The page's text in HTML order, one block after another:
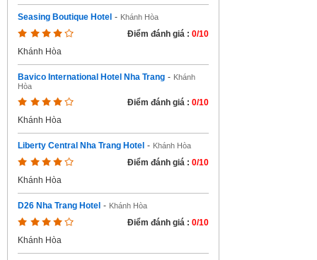
Seasing Boutique Hotel - Khánh Hòa
Điểm đánh giá : 0/10
Khánh Hòa
Bavico International Hotel Nha Trang - Khánh
Hòa
Điểm đánh giá : 0/10
Khánh Hòa
Liberty Central Nha Trang Hotel - Khánh Hòa
Điểm đánh giá : 0/10
Khánh Hòa
D26 Nha Trang Hotel - Khánh Hòa
Điểm đánh giá : 0/10
Khánh Hòa